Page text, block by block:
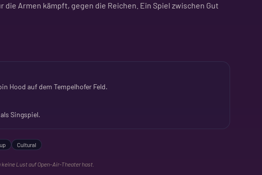
die Armen kämpft, gegen die Reichen. Ein Spiel zwischen Gut
inszeniert. Musik und Theater unter freiem Himmel. Ein
Für alle, die Lust auf Kultur haben. Kontemplativ, aber mit
auf das Feld lohnt sich.
Hood auf dem Tempelhofer Feld.
Singspiel.
Cultural
keine Lust auf Open-Air-Theater hast.